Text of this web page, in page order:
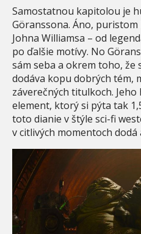
Samostatnou kapitolou je
Göranssona. Áno,
Johna Williamsa – od
po ďalšie motívy. No
sám seba a okrem toho, že
dodáva kopu dobrých tém,
záverečných titulkoch.
element, ktorý si pýta tak
toto dianie v štýle sci-fi
v citlivých momentoch dodá